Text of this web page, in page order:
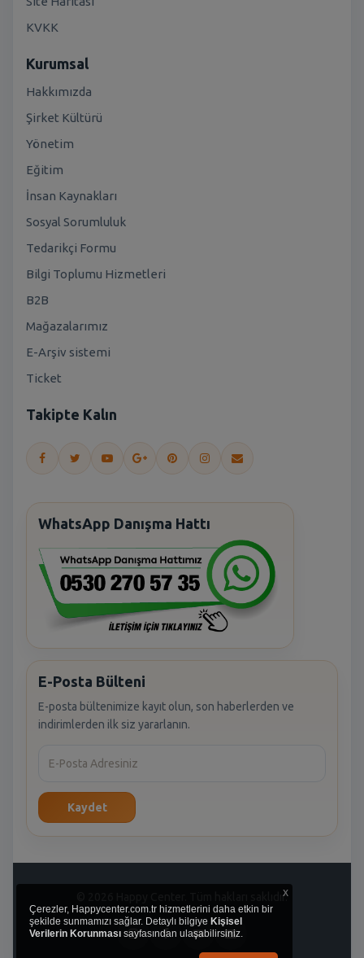
KVKK
Kurumsal
Hakkımızda
Şirket Kültürü
Yönetim
Eğitim
İnsan Kaynakları
Sosyal Sorumluluk
Tedarikçi Formu
Bilgi Toplumu Hizmetleri
B2B
Mağazalarımız
E-Arşiv sistemi
Ticket
Takipte Kalın
WhatsApp Danışma Hattı
E-Posta Bülteni
E-posta bültenimize kayıt olun, son haberlerden ve
indirimlerden ilk siz yararlanın.
Kaydet
© 2026 Happy Center. Tüm hakları saklıdır.
x
Çerezler, Happycenter.com.tr hizmetlerini daha etkin bir
şekilde sunmamızı sağlar. Detaylı bilgiye Kişisel
Verilerin Korunması sayfasından ulaşabilirsiniz.